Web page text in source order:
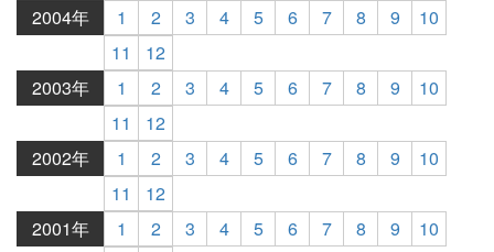
2004年
1 2 3 4 5 6 7 8 9
10
11
12
2003年
1 2 3 4 5 6 7 8 9
10
11
12
2002年
1 2 3 4 5 6 7 8 9
10
11
12
2001年
1 2 3 4 5 6 7 8 9
10